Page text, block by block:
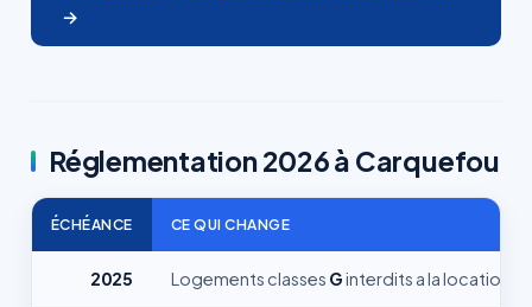
→
Réglementation 2026 à Carquefou
ÉCHÉANCE CE QUI CHANGE
2025 Logements classes Ginterdits a la location